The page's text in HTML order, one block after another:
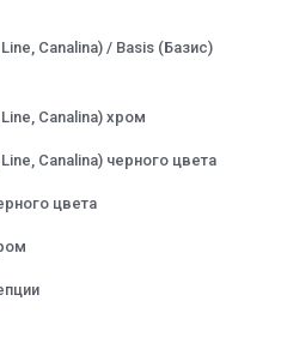
Canalina) / Basis (Базис)
Canalina) хром
Canalina) черного цвета
цвета